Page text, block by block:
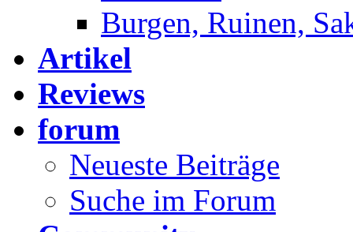
Burgen, Ruinen,
Artikel
Reviews
forum
Neueste Beiträge
Suche im Forum